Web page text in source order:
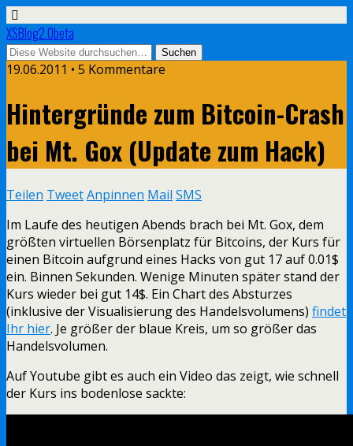
XSBlog2.0beta
19.06.2011 • 5 Kommentare
Hintergründe zum Bitcoin-Crash
bei Mt. Gox (Update zum Hack)
Teilen TweetAnpinnen Mail SMS
Im Laufe des heutigen Abends brach bei Mt. Gox, dem
größten virtuellen Börsenplatz für Bitcoins, der Kurs für
einen Bitcoin aufgrund eines Hacks von gut 17 auf 0.01$
ein. Binnen Sekunden. Wenige Minuten später stand der
Kurs wieder bei gut 14$. Ein Chart des Absturzes
(inklusive der Visualisierung des Handelsvolumens) findet
Ihr hier. Je größer der blaue Kreis, um so größer das
Handelsvolumen.
Auf Youtube gibt es auch ein Video das zeigt, wie schnell
der Kurs ins bodenlose sackte: